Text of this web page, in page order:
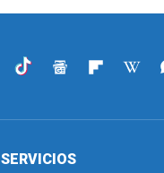
SERVICIOS